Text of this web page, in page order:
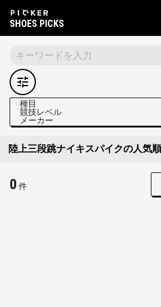
SHOES PICKS
種目
競技レベル
メーカー
陸上三段跳ナイキスパイクの人気
0 件